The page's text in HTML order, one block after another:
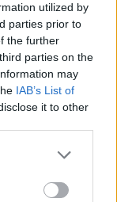
utilized by
parties prior to
the further
parties on the
may
IAB’s List of
it to other